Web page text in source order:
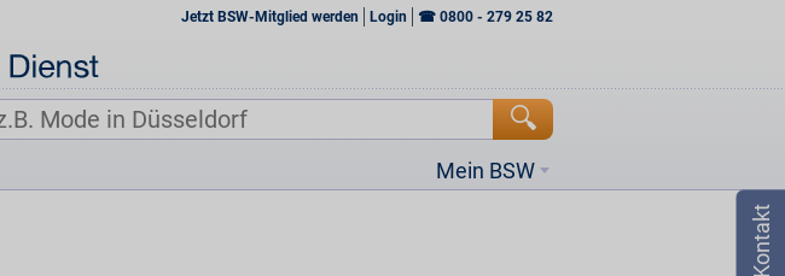
Jetzt BSW-Mitglied werden Login ☎ 0800 - 279 25 82
Mein BSW